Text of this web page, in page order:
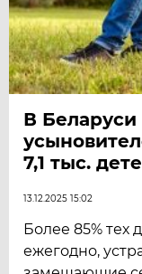
В Беларуси
7,1 тыс.
13.12.2025 15:02
Более 85% тех
ежегодно,